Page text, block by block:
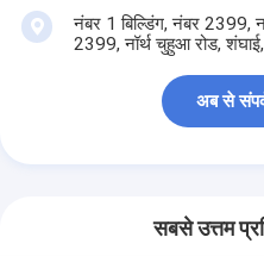
नंबर 1 बिल्डिंग, नंबर 2399,
2399, नॉर्थ चुहुआ रोड,
अब से
सबसे उत्तम